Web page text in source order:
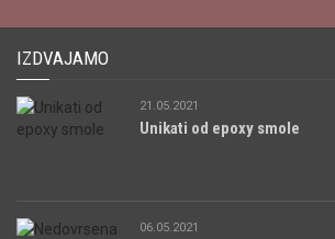
IZDVAJAMO
21.05.2021
Unikati od epoxy smole
06.05.2021